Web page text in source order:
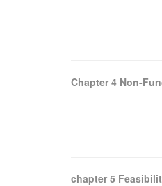
Chapter 4 Non-
chapter 5